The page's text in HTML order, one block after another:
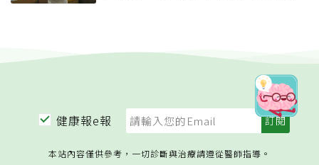
健康報e報
本站內容僅供參考，一切診斷與治療請遵從醫師指導。